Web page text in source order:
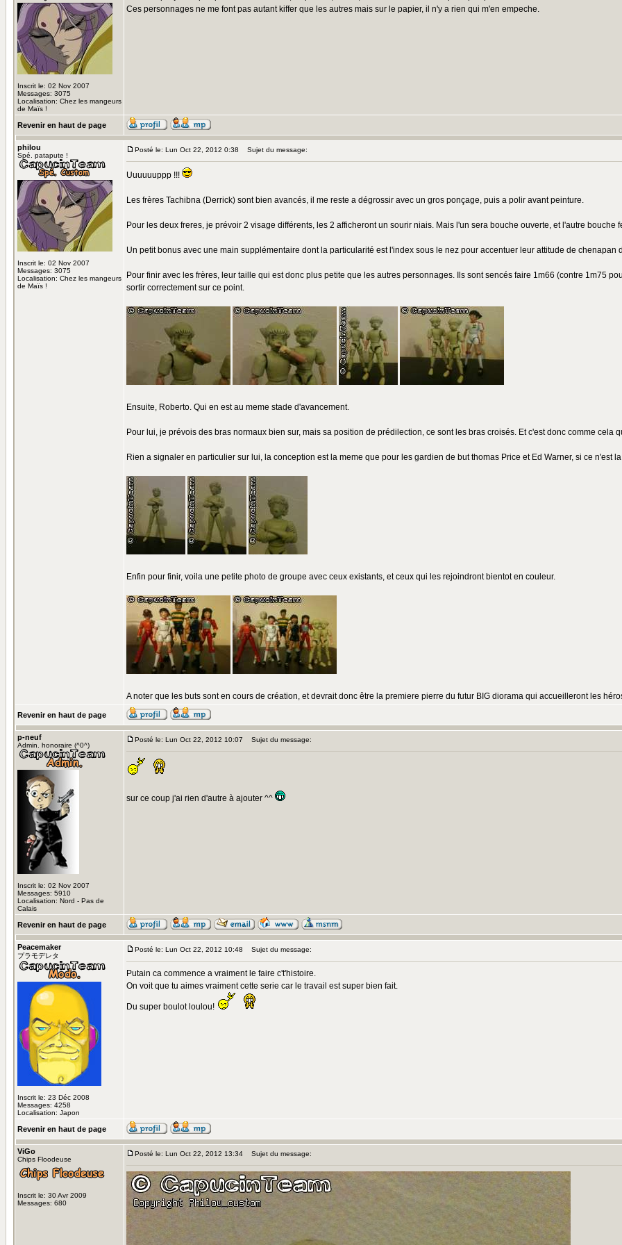
Inscrit le: 02 Nov 2007
Messages: 3075
Localisation: Chez les mangeurs
de Maïs !
Ces personnages ne me font pas autant kiffer que les autres mais sur le papier, il n'y a rien qui m'en empeche.
Revenir en haut de page
philou
Spé. patapute !
Inscrit le: 02 Nov 2007
Messages: 3075
Localisation: Chez les mangeurs
de Maïs !
Posté le: Lun Oct 22, 2012 0:38 Sujet du message:
Uuuuuuppp !!!
Les frères Tachibna (Derrick) sont bien avancés, il me reste a dégrossir avec un gros ponçage, puis a polir avant peinture.
Pour les deux freres, je prévoir 2 visage différents, les 2 afficheront un sourir niais. Mais l'un sera bouche ouverte, et l'autre
Un petit bonus avec une main supplémentaire dont la particularité est l'index sous le nez pour accentuer leur attitude de chenapan
Pour finir avec les frères, leur taille qui est donc plus petite que les autres personnages. Ils sont sencés faire 1m66 (contre 1m75
sortir correctement sur ce point.
Ensuite, Roberto. Qui en est au meme stade d'avancement.
Pour lui, je prévois des bras normaux bien sur, mais sa position de prédilection, ce sont les bras croisés. Et c'est donc comme cela
Rien a signaler en particulier sur lui, la conception est la meme que pour les gardien de but thomas Price et Ed Warner, si ce n'est
Enfin pour finir, voila une petite photo de groupe avec ceux existants, et ceux qui les rejoindront bientot en couleur.
A noter que les buts sont en cours de création, et devrait donc être la premiere pierre du futur BIG diorama qui accueilleront les
Revenir en haut de page
p-neuf
Admin. honoraire (^0^)
Inscrit le: 02 Nov 2007
Messages: 5910
Localisation: Nord - Pas de
Calais
Posté le: Lun Oct 22, 2012 10:07 Sujet du message:
sur ce coup j'ai rien d'autre à ajouter ^^
Revenir en haut de page
Peacemaker
プラモデレタ
Inscrit le: 23 Déc 2008
Messages: 4258
Localisation: Japon
Posté le: Lun Oct 22, 2012 10:48 Sujet du message:
Putain ca commence a vraiment le faire c't'histoire.
On voit que tu aimes vraiment cette serie car le travail est super bien fait.
Du super boulot loulou!
Revenir en haut de page
ViGo
Chips Floodeuse
Inscrit le: 30 Avr 2009
Messages: 680
Posté le: Lun Oct 22, 2012 13:34 Sujet du message: